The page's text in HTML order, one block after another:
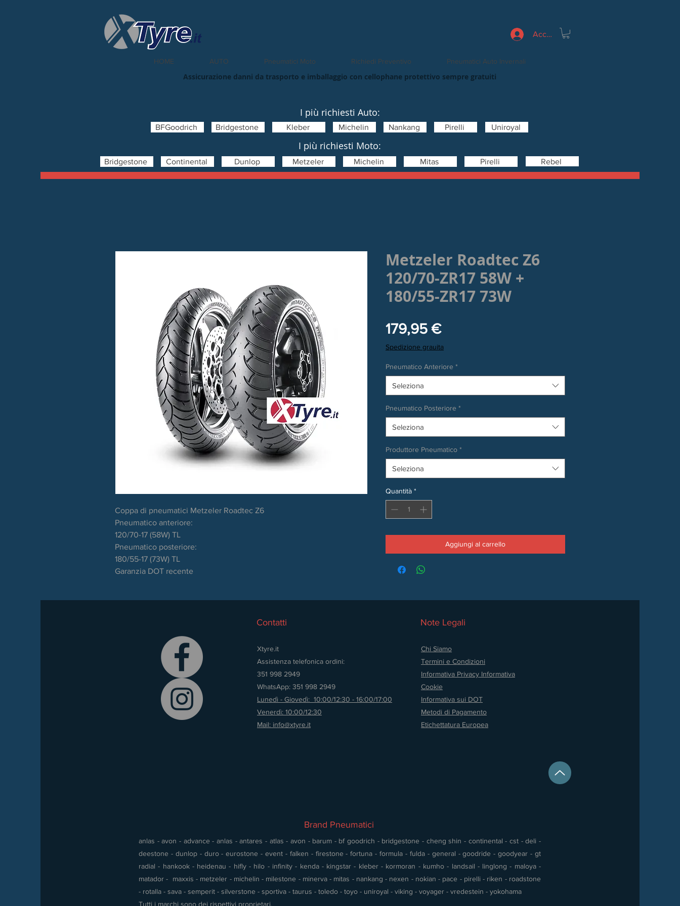
Accedi
HOME AUTO Pneumatici Moto Richiedi Preventivo Pneumatici Auto Invernali
Assicurazione danni da trasporto e imballaggio con cellophane protettivo sempre gratuiti
I più richiesti Auto:
BFGoodrich Bridgestone Kleber Michelin Nankang Pirelli Uniroyal
I più richiesti Moto:
Bridgestone Continental Dunlop Metzeler Michelin Mitas Pirelli Rebel
Coppa di pneumatici Metzeler Roadtec Z6
Pneumatico anteriore:
120/70-17 (58W) TL
Pneumatico posteriore:
180/55-17 (73W) TL
Garanzia DOT recente
Metzeler Roadtec Z6
120/70-ZR17 58W +
180/55-ZR17 73W
179,95 €Prezzo
Spedizione grauita
Pneumatico Anteriore *
Seleziona
Pneumatico Posteriore *
Seleziona
Produttore Pneumatico *
Seleziona
Quantità *
Aggiungi al carrello
Contatti
Xtyre.it
Assistenza telefonica ordini:
351 998 2949
WhatsApp: 351 998 2949
Lunedì - Giovedì: 10:00/12:30 - 16:00/17:00
Venerdì: 10:00/12:30
Mail: info@xtyre.it
Note Legali
Chi Siamo
Termini e Condizioni
Informativa Privacy Informativa
Cookie
Informativa sui DOT
Metodi di Pagamento
Etichettatura Europea
Brand Pneumatici
anlas - avon - advance - anlas - antares - atlas - avon - barum - bf goodrich - bridgestone - cheng shin - continental - cst - deli -
deestone - dunlop - duro - eurostone - event - falken - firestone - fortuna - formula - fulda - general - goodride - goodyear - gt
radial - hankook - heidenau - hifly - hilo - infinity - kenda - kingstar - kleber - kormoran - kumho - landsail - linglong - maloya -
matador - maxxis - metzeler - michelin - milestone - minerva - mitas - nankang - nexen - nokian - pace - pirelli - riken - roadstone
- rotalla - sava - semperit - silverstone - sportiva - taurus - toledo - toyo - uniroyal - viking - voyager - vredestein - yokohama
Tutti i marchi sono dei rispettivi proprietari.